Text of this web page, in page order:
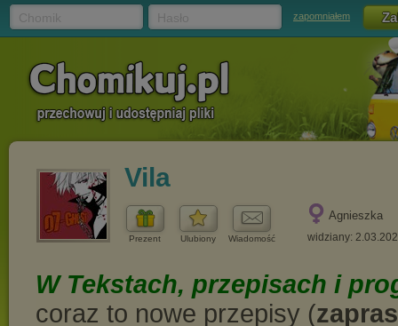
zapomniałem
Vila
Prezent Ulubiony Wiadomość
Agnieszka
widziany: